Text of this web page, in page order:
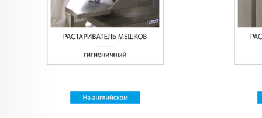
Na_angliyskom.jpg